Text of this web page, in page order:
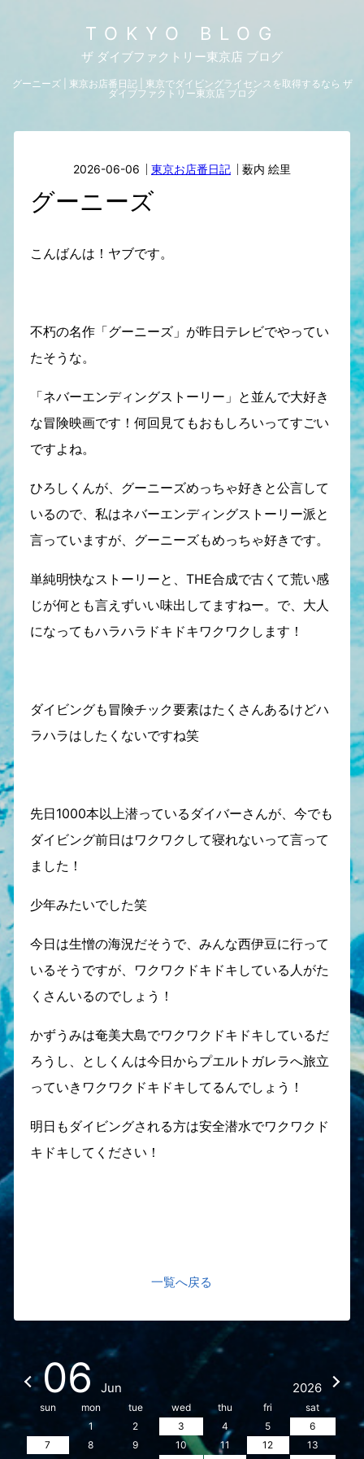
TOKYO BLOG
ザ ダイブファクトリー東京店 ブログ
グーニーズ | 東京お店番日記 | 東京でダイビングライセンスを取得するなら ザ
ダイブファクトリー東京店 ブログ
2026-06-06 東京お店番日記 薮内 絵里
グーニーズ
こんばんは！ヤブです。
不朽の名作「グーニーズ」が昨日テレビでやってい
たそうな。
「ネバーエンディングストーリー」と並んで大好き
な冒険映画です！何回見てもおもしろいってすごい
ですよね。
ひろしくんが、グーニーズめっちゃ好きと公言して
いるので、私はネバーエンディングストーリー派と
言っていますが、グーニーズもめっちゃ好きです。
単純明快なストーリーと、THE合成で古くて荒い感
じが何とも言えずいい味出してますねー。で、大人
になってもハラハラドキドキワクワクします！
ダイビングも冒険チック要素はたくさんあるけどハ
ラハラはしたくないですね笑
先日1000本以上潜っているダイバーさんが、今でも
ダイビング前日はワクワクして寝れないって言って
ました！
少年みたいでした笑
今日は生憎の海況だそうで、みんな西伊豆に行って
いるそうですが、ワクワクドキドキしている人がた
くさんいるのでしょう！
かずうみは奄美大島でワクワクドキドキしているだ
ろうし、としくんは今日からプエルトガレラへ旅立
っていきワクワクドキドキしてるんでしょう！
明日もダイビングされる方は安全潜水でワクワクド
キドキしてください！
一覧へ戻る
06 Jun 2026
sun mon tue wed thu fri
sat
1
2 3 4 5
6
7
8 9 10 11 12
13